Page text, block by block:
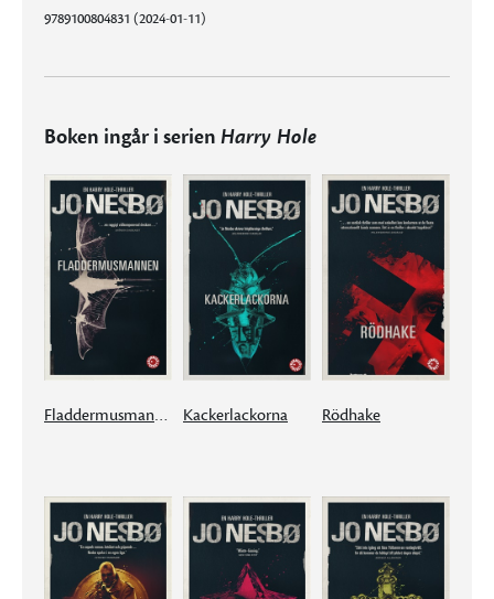
9789100804831 (2024-01-11)
Boken ingår i serien Harry Hole
Fladdermusmannen Kackerlackorna Rödhake